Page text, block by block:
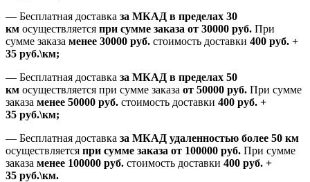
— Бесплатная доставка за МКАД в пределах 30
км осуществляется при сумме заказа от 30000 руб. При
сумме заказа менее 30000 руб. стоимость доставки 400 руб. +
35 руб.\км;
— Бесплатная доставка за МКАД в пределах 50
км осуществляется при сумме заказа от 50000 руб. При сумме
заказа менее 50000 руб. стоимость доставки 400 руб. +
35 руб.\км;
— Бесплатная доставка за МКАД удаленностью более 50 км
осуществляется при сумме заказа от 100000 руб. При сумме
заказа менее 100000 руб. стоимость доставки 400 руб. +
35 руб.\км.